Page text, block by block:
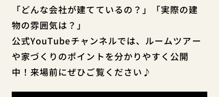
「どんな会社が建てているの？」「実際の建
物の雰囲気は？」
公式YouTubeチャンネルでは、ルームツアー
や家づくりのポイントを分かりやすく公開
中！来場前にぜひご覧ください♪